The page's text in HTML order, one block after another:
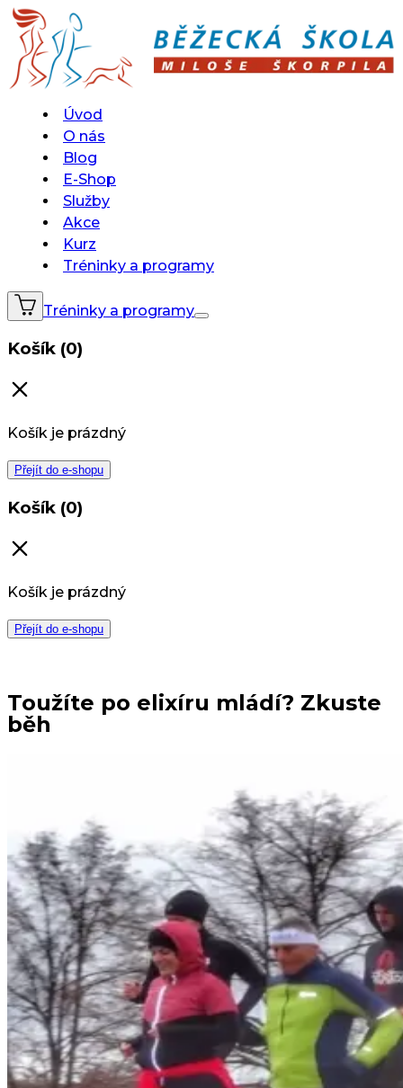
Úvod
O nás
Blog
E-Shop
Služby
Akce
Kurz
Tréninky a programy
Tréninky a programy
Košík (0)
Košík je prázdný
Přejít do e-shopu
Košík (0)
Košík je prázdný
Přejít do e-shopu
Toužíte po elixíru mládí? Zkuste
běh